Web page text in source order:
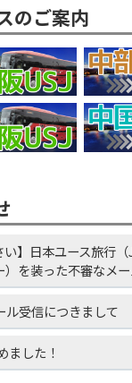
発 国内おすすめバス
花咲く『ハイジの村ハ
シャインマスカット狩
関東発 国内おすす
催行決定】秋の大人気
放題＆日本三大和牛「
「ふじさんデッキ」』
ーク木更津』 催行まで
関東発 国内おすす
り＆縁結び風鈴＆小江
のご案内
い】日本ユース旅行
を装った不審なメ
受信につきまして
ました！